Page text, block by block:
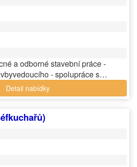
a odborné stavební práce -
- spolupráce s…
Detail nabídky